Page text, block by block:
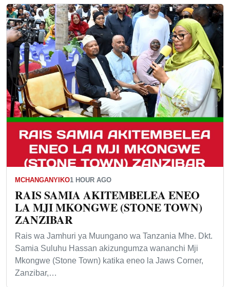
MCHANGANYIKO1 HOUR AGO
RAIS SAMIA AKITEMBELEA ENEO
LA MJI MKONGWE (STONE TOWN)
ZANZIBAR
Rais wa Jamhuri ya Muungano wa Tanzania Mhe. Dkt.
Samia Suluhu Hassan akizungumza wananchi Mji
Mkongwe (Stone Town) katika eneo la Jaws Corner,
Zanzibar,…